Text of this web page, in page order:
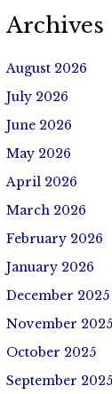
Archives
August 2026
July 2026
June 2026
May 2026
April 2026
March 2026
February 2026
January 2026
December 2025
November 2025
October 2025
September 2025